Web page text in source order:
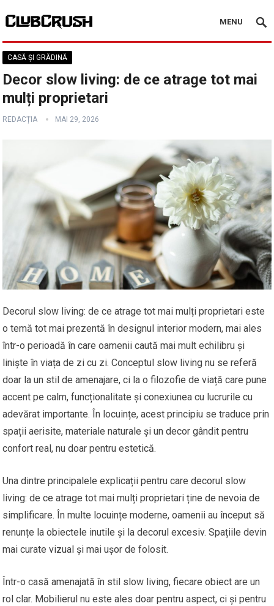
MENU
CASĂ ȘI GRĂDINĂ
Decor slow living: de ce atrage tot mai
mulți proprietari
REDACȚIA MAI 29, 2026
Decorul slow living: de ce atrage tot mai mulți proprietari este
o temă tot mai prezentă în designul interior modern, mai ales
într-o perioadă în care oamenii caută mai mult echilibru și
liniște în viața de zi cu zi. Conceptul slow living nu se referă
doar la un stil de amenajare, ci la o filozofie de viață care pune
accent pe calm, funcționalitate și conexiunea cu lucrurile cu
adevărat importante. În locuințe, acest principiu se traduce prin
spații aerisite, materiale naturale și un decor gândit pentru
confort real, nu doar pentru estetică.
Una dintre principalele explicații pentru care decorul slow
living: de ce atrage tot mai mulți proprietari ține de nevoia de
simplificare. În multe locuințe moderne, oamenii au început să
renunțe la obiectele inutile și la decorul excesiv. Spațiile devin
mai curate vizual și mai ușor de folosit.
Într-o casă amenajată în stil slow living, fiecare obiect are un
rol clar. Mobilierul nu este ales doar pentru aspect, ci și pentru